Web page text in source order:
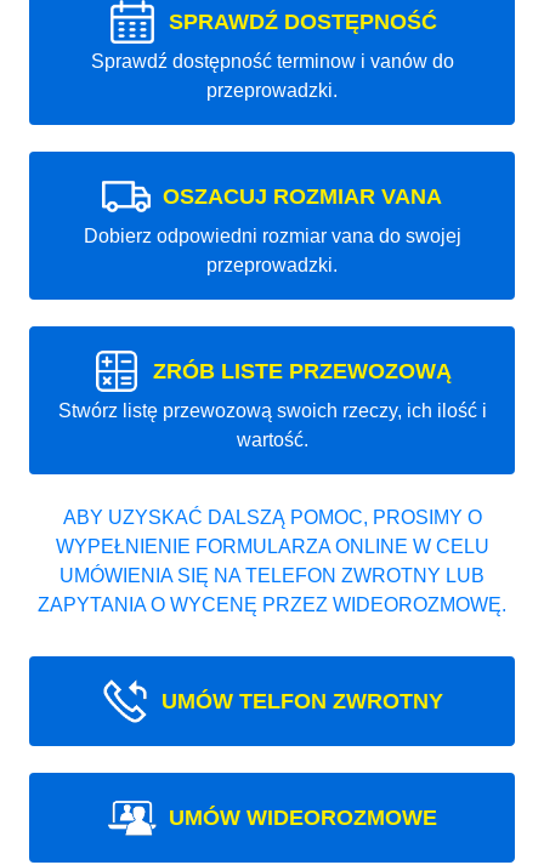
SPRAWDŹ DOSTĘPNOŚĆ
Sprawdź dostępność terminow i vanów do
przeprowadzki.
OSZACUJ ROZMIAR VANA
Dobierz odpowiedni rozmiar vana do swojej
przeprowadzki.
ZRÓB LISTE PRZEWOZOWĄ
Stwórz listę przewozową swoich rzeczy, ich ilość i
wartość.
ABY UZYSKAĆ DALSZĄ POMOC, PROSIMY O
WYPEŁNIENIE FORMULARZA ONLINE W CELU
UMÓWIENIA SIĘ NA TELEFON ZWROTNY LUB
ZAPYTANIA O WYCENĘ PRZEZ WIDEOROZMOWĘ.
UMÓW TELFON ZWROTNY
UMÓW WIDEOROZMOWE